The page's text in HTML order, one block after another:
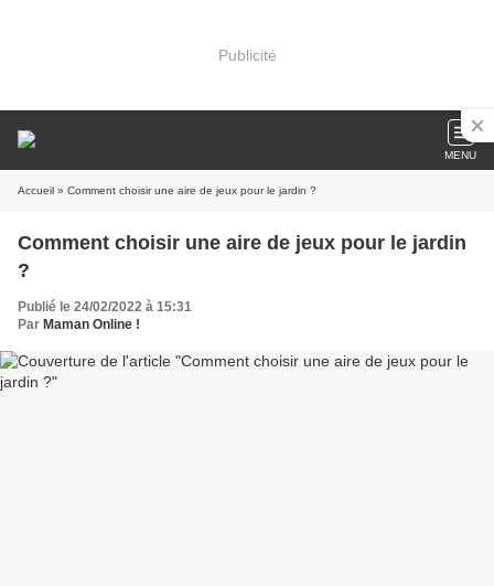
Publicité
MENU
Accueil » Comment choisir une aire de jeux pour le jardin ?
Comment choisir une aire de jeux pour le jardin
?
Publié le 24/02/2022 à 15:31
Par Maman Online !